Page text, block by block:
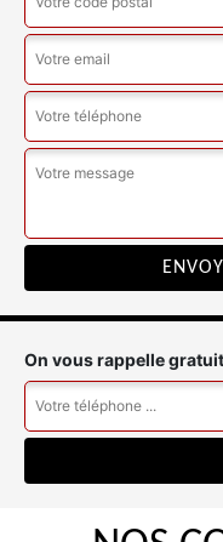
On vous rappelle